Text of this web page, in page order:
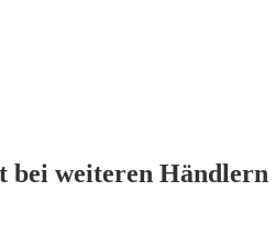
bei weiteren Händlern